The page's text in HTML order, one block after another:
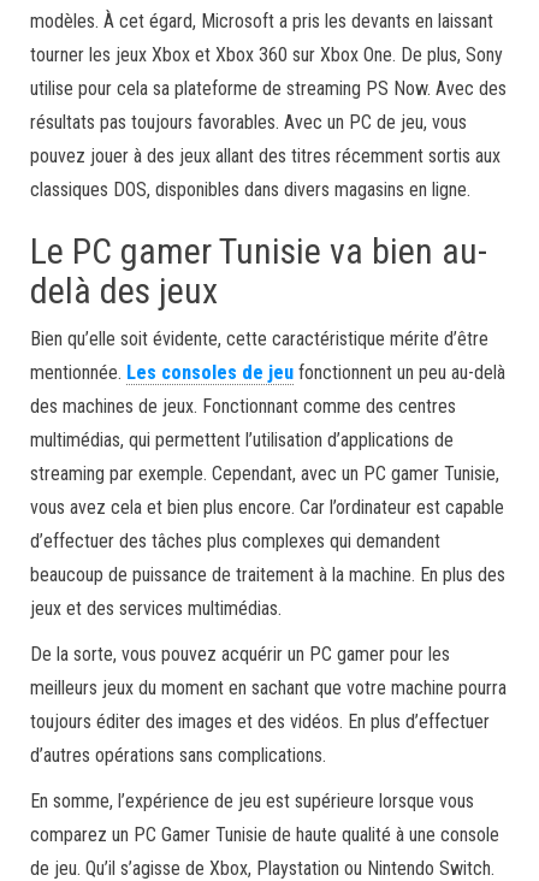
modèles. À cet égard, Microsoft a pris les devants en laissant
tourner les jeux Xbox et Xbox 360 sur Xbox One. De plus, Sony
utilise pour cela sa plateforme de streaming PS Now. Avec des
résultats pas toujours favorables. Avec un PC de jeu, vous
pouvez jouer à des jeux allant des titres récemment sortis aux
classiques DOS, disponibles dans divers magasins en ligne.
Le PC gamer Tunisie va bien au-
delà des jeux
Bien qu’elle soit évidente, cette caractéristique mérite d’être
mentionnée. Les consoles de jeu fonctionnent un peu au-delà
des machines de jeux. Fonctionnant comme des centres
multimédias, qui permettent l’utilisation d’applications de
streaming par exemple. Cependant, avec un PC gamer Tunisie,
vous avez cela et bien plus encore. Car l’ordinateur est capable
d’effectuer des tâches plus complexes qui demandent
beaucoup de puissance de traitement à la machine. En plus des
jeux et des services multimédias.
De la sorte, vous pouvez acquérir un PC gamer pour les
meilleurs jeux du moment en sachant que votre machine pourra
toujours éditer des images et des vidéos. En plus d’effectuer
d’autres opérations sans complications.
En somme, l’expérience de jeu est supérieure lorsque vous
comparez un PC Gamer Tunisie de haute qualité à une console
de jeu. Qu’il s’agisse de Xbox, Playstation ou Nintendo Switch.